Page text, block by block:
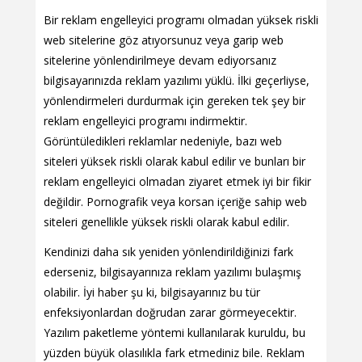
Bir reklam engelleyici programı olmadan yüksek riskli
web sitelerine göz atıyorsunuz veya garip web
sitelerine yönlendirilmeye devam ediyorsanız
bilgisayarınızda reklam yazılımı yüklü. İlki geçerliyse,
yönlendirmeleri durdurmak için gereken tek şey bir
reklam engelleyici programı indirmektir.
Görüntüledikleri reklamlar nedeniyle, bazı web
siteleri yüksek riskli olarak kabul edilir ve bunları bir
reklam engelleyici olmadan ziyaret etmek iyi bir fikir
değildir. Pornografik veya korsan içeriğe sahip web
siteleri genellikle yüksek riskli olarak kabul edilir.
Kendinizi daha sık yeniden yönlendirildiğinizi fark
ederseniz, bilgisayarınıza reklam yazılımı bulaşmış
olabilir. İyi haber şu ki, bilgisayarınız bu tür
enfeksiyonlardan doğrudan zarar görmeyecektir.
Yazılım paketleme yöntemi kullanılarak kuruldu, bu
yüzden büyük olasılıkla fark etmediniz bile. Reklam